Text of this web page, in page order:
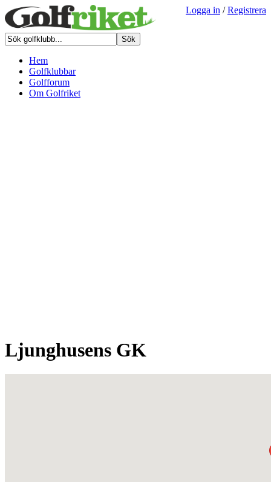
Logga in /Registrera
Hem
Golfklubbar
Golfforum
Om Golfriket
Ljunghusens GK